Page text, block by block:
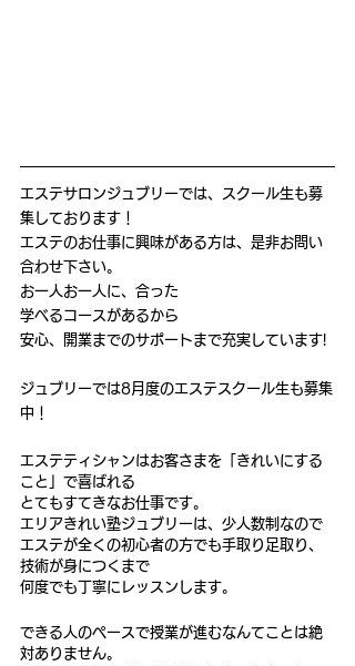
エステサロンジュブリーでは、スクール生も募
集しております！
エステのお仕事に興味がある方は、是非お問い
合わせ下さい。
お一人お一人に、合った
学べるコースがあるから
安心、開業までのサポートまで充実しています!
ジュブリーでは8月度のエステスクール生も募集
中！
エステティシャンはお客さまを「きれいにする
こと」で喜ばれる
とてもすてきなお仕事です。
エリアきれい塾ジュブリーは、少人数制なので
エステが全くの初心者の方でも手取り足取り、
技術が身につくまで
何度でも丁寧にレッスンします。
できる人のペースで授業が進むなんてことは絶
対ありません。